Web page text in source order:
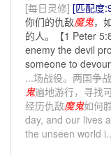
[每日灵修] [匹配度
你们的仇敌魔鬼，
的人。【1 Peter
enemy the devil
someone to
...场战役。两国争
鬼遍地游行，寻找
经历仇敌魔鬼如何
day, and our lives
the unseen world